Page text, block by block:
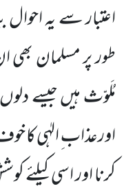
اعتبار سے یہ
طور پر مسلمان
مُلَوّث ہیں جیسے
اورعذاب ِ الہٰی کا
کرنا اور اسی کیلئے